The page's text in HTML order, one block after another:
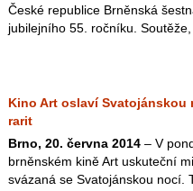
České republice Brněnská
jubilejního 55. ročníku.
Kino Art oslaví
rarit
Brno, 20. června 2014 – V
brněnském kině Art uskuteční
svázaná se Svatojánskou nocí.